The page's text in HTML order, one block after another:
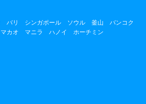
バリ シンガポール ソウル 釜山
バンコク
マカオ マニラ ハノイ
ホーチミン